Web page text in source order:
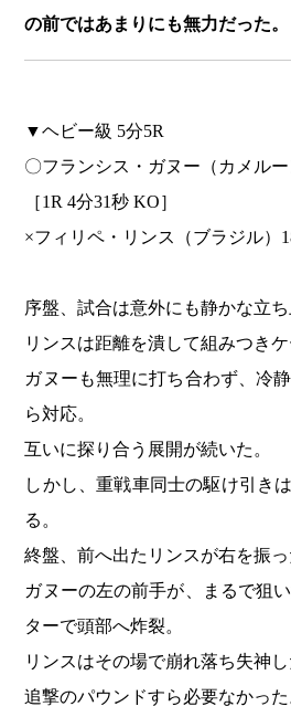
の前ではあまりにも無力だった。
▼ヘビー級 5分5R
〇フランシス・ガヌー（カメル
［1R 4分31秒 KO］
×フィリペ・リンス（ブラジル）
序盤、試合は意外にも静かな立ち
リンスは距離を潰して組みつきケ
ガヌーも無理に打ち合わず、冷
ら対応。
互いに探り合う展開が続いた。
しかし、重戦車同士の駆け引き
る。
終盤、前へ出たリンスが右を振っ
ガヌーの左の前手が、まるで狙
ターで頭部へ炸裂。
リンスはその場で崩れ落ち失神し
追撃のパウンドすら必要なかった